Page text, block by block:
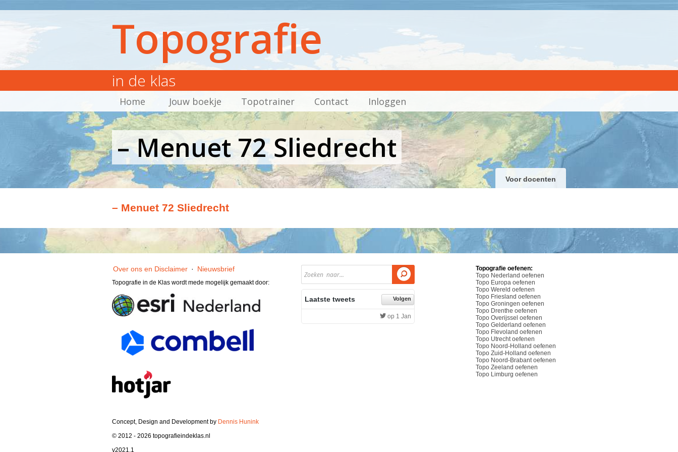
Topografie
in de klas
Home Jouw boekje Topotrainer Contact Inloggen
– Menuet 72 Sliedrecht
Voor docenten
– Menuet 72 Sliedrecht
Over ons en Disclaimer · Nieuwsbrief
Topografie in de Klas wordt mede mogelijk gemaakt door:
Concept, Design and Development by Dennis Hunink
© 2012 - 2026 topografieindeklas.nl
v2021.1

Laatste tweets Volgen
op 1 Jan
Topografie oefenen:
Topo Nederland oefenen
Topo Europa oefenen
Topo Wereld oefenen
Topo Friesland oefenen
Topo Groningen oefenen
Topo Drenthe oefenen
Topo Overijssel oefenen
Topo Gelderland oefenen
Topo Flevoland oefenen
Topo Utrecht oefenen
Topo Noord-Holland oefenen
Topo Zuid-Holland oefenen
Topo Noord-Brabant oefenen
Topo Zeeland oefenen
Topo Limburg oefenen